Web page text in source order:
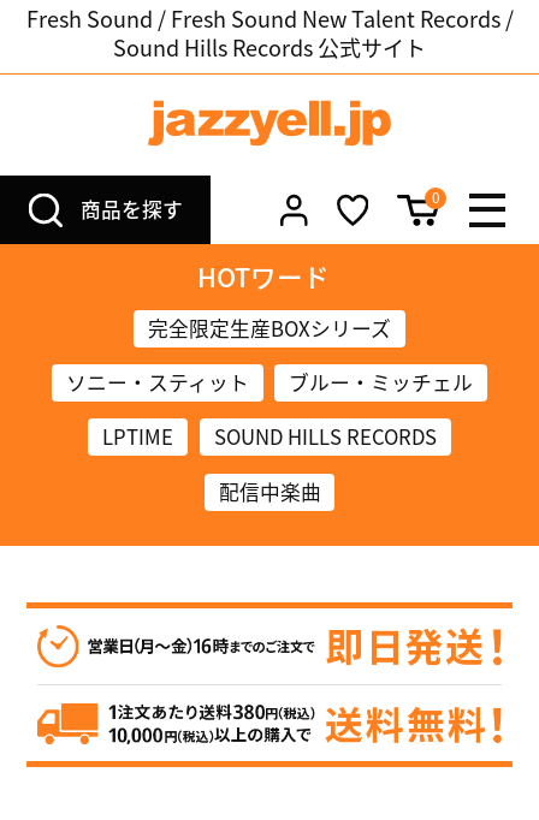
Fresh Sound / Fresh Sound New Talent Records /
Sound Hills Records 公式サイト
商品を探す 0
HOTワード
完全限定生産BOXシリーズ
ソニー・スティット
ブルー・ミッチェル
LPTIME
SOUND HILLS RECORDS
配信中楽曲